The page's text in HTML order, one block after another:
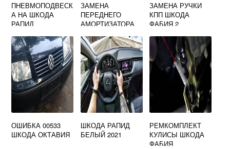
ПНЕВМОПОДВЕСК
А НА ШКОДА
РАПИД
ЗАМЕНА
ПЕРЕДНЕГО
АМОРТИЗАТОРА
ЗАМЕНА РУЧКИ
КПП ШКОДА
ФАБИЯ 2
ОШИБКА 00533
ШКОДА ОКТАВИЯ
ШКОДА РАПИД
БЕЛЫЙ 2021
РЕМКОМПЛЕКТ
КУЛИСЫ ШКОДА
ФАБИЯ